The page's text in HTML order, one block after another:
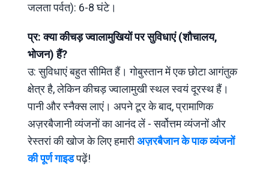
जलता पर्वत): 6-8 घंटे।
प्र: क्या कीचड़ ज्वालामुखियों पर सुविधाएं (शौचालय,
भोजन) हैं?
उ: सुविधाएं बहुत सीमित हैं। गोबुस्तान में एक छोटा आगंतुक
क्षेत्र है, लेकिन कीचड़ ज्वालामुखी स्थल स्वयं दूरस्थ हैं।
पानी और स्नैक्स लाएं। अपने टूर के बाद, प्रामाणिक
अज़रबैजानी व्यंजनों का आनंद लें - सर्वोत्तम व्यंजनों और
रेस्तरां की खोज के लिए हमारीअज़रबैजान के पाक व्यंजनों
की पूर्ण गाइडपढ़ें!